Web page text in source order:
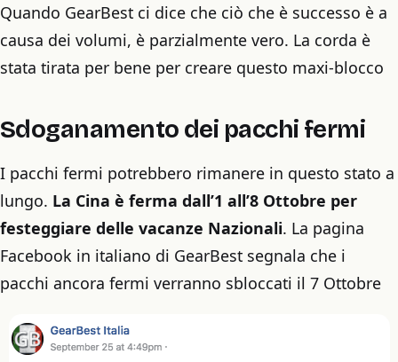
Quando GearBest ci dice che ciò che è successo è a
causa dei volumi, è parzialmente vero. La corda è
stata tirata per bene per creare questo maxi-blocco
Sdoganamento dei pacchi fermi
I pacchi fermi potrebbero rimanere in questo stato a
lungo. La Cina è ferma dall’1 all’8 Ottobre per
festeggiare delle vacanze Nazionali. La pagina
Facebook in italiano di GearBest segnala che i
pacchi ancora fermi verranno sbloccati il 7 Ottobre